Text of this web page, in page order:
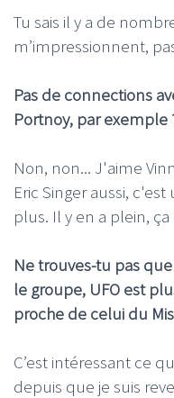
Tu sais il y a de
m’impressionnent,
Pas de connections
Portnoy, par exemple
Non, non... J'aime
Eric Singer aussi,
plus. Il y en a plein,
Ne trouves-tu pas
le groupe, UFO est
proche de celui du
C’est intéressant ce
depuis que je suis